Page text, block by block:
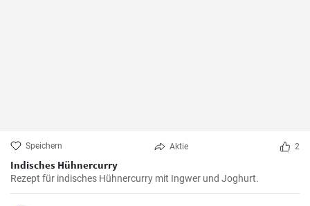
Speichern Aktie 2
Indisches Hühnercurry
Rezept für indisches Hühnercurry mit Ingwer und Joghurt.